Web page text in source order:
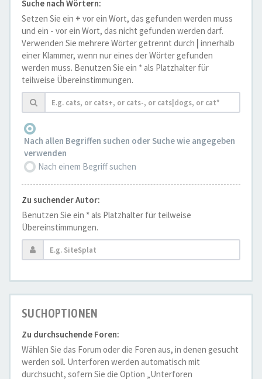
Suche nach Wörtern:
Setzen Sie ein + vor ein Wort, das gefunden werden muss
und ein - vor ein Wort, das nicht gefunden werden darf.
Verwenden Sie mehrere Wörter getrennt durch | innerhalb
einer Klammer, wenn nur eines der Wörter gefunden
werden muss. Benutzen Sie ein * als Platzhalter für
teilweise Übereinstimmungen.
Nach allen Begriffen suchen oder Suche wie angegeben
verwenden
Nach einem Begriff suchen
Zu suchender Autor:
Benutzen Sie ein * als Platzhalter für teilweise
Übereinstimmungen.
SUCHOPTIONEN
Zu durchsuchende Foren:
Wählen Sie das Forum oder die Foren aus, in denen gesucht
werden soll. Unterforen werden automatisch mit
durchsucht, sofern Sie die Option „Unterforen